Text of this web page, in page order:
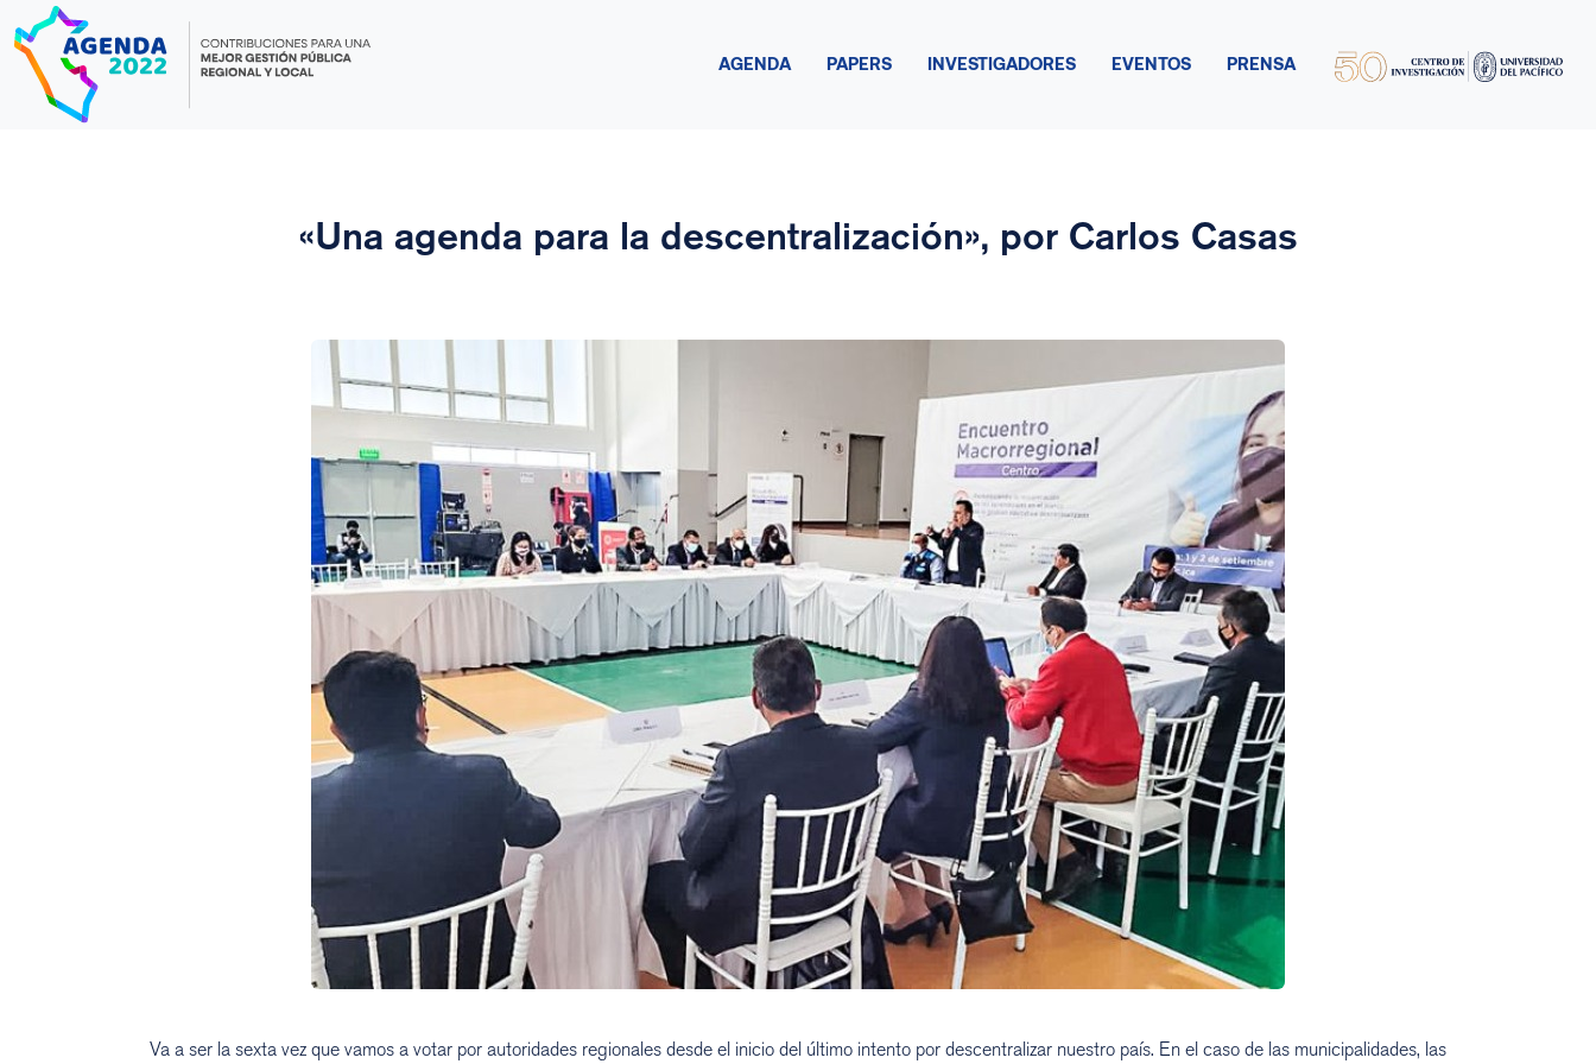
content
AGENDA PAPERS INVESTIGADORES EVENTOS PRENSA
«Una agenda para la descentralización», por Carlos Casas
Va a ser la sexta vez que vamos a votar por autoridades regionales desde el inicio del último intento por descentralizar nuestro país. En el caso de las municipalidades, las